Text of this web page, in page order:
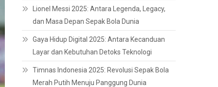
Lionel Messi 2025: Antara Legenda, Legacy,
dan Masa Depan Sepak Bola Dunia
Gaya Hidup Digital 2025: Antara Kecanduan
Layar dan Kebutuhan Detoks Teknologi
Timnas Indonesia 2025: Revolusi Sepak Bola
Merah Putih Menuju Panggung Dunia